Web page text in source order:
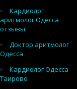
Кардиолог
аритмолог Одесса
отзывы
Доктор аритмолог
Одесса
Кардиолог Одесса
Таирово